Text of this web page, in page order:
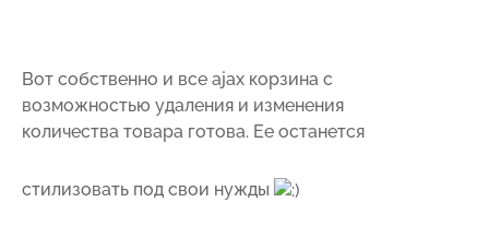
Вот собственно и все ajax корзина с
возможностью удаления и изменения
количества товара готова. Ее останется
стилизовать под свои нужды